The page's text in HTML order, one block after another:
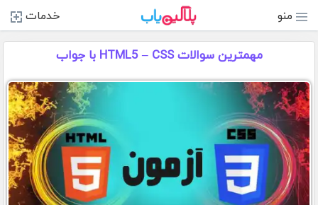
منو خدمات
مهمترین سوالات HTML5 – CSS با جواب